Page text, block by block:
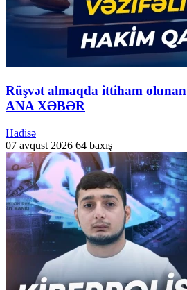
Rüşvət almaqda ittiham olunan
ANA XƏBƏR
Hadisə
07 avqust 2026 64 baxış